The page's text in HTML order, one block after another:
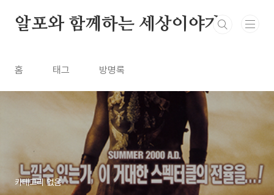
알포와 함께하는 세상이야기
홈 태그 방명록
카테고리 없음